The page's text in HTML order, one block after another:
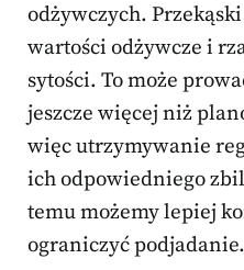
odżywczych.
wartości odżywcze i
sytości. To może
jeszcze więcej niż
więc utrzymywanie
ich odpowiedniego
temu możemy lepiej
ograniczyć podjadanie.